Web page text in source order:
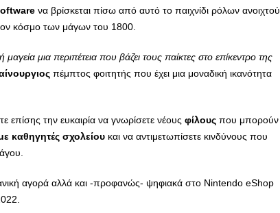
να βρίσκεται πίσω από αυτό το παιχνίδι ρόλων ανοιχτού
κόσμο των μάγων του 1800.
μια περιπέτεια που βάζει τους παίκτες στο επίκεντρο της
πέμπτος φοιτητής που έχει μια μοναδική ικανότητα
επίσης την ευκαιρία να γνωρίσετε νέους φίλους που μπορούν
καθηγητές σχολείου και να αντιμετωπίσετε κινδύνους που
αγορά αλλά και -προφανώς- ψηφιακά στο Nintendo eShop